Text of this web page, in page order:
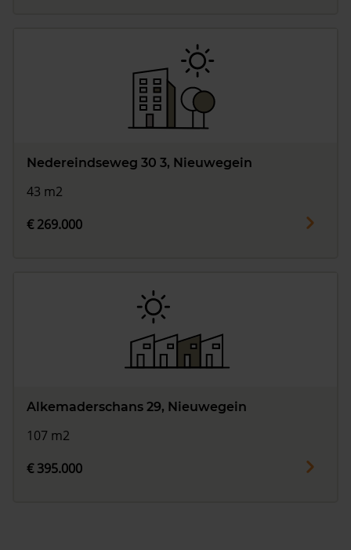
Nedereindseweg 30 3, Nieuwegein
43 m2
€ 269.000
Alkemaderschans 29, Nieuwegein
107 m2
€ 395.000